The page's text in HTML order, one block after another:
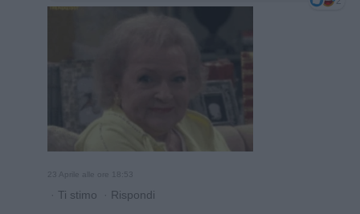
23 Aprile alle ore 18:53
· Ti stimo · Rispondi